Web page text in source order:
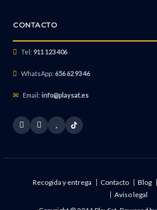
CONTACTO
Tel: 911 123 406
WhatsApp: 656 62 93 46
Email:info@playsat.es
Recogida y entrega Contacto Blog
Aviso legal